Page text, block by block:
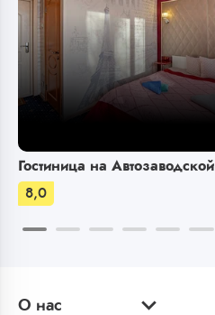
Гостиница на Автозаводской
8,0
О нас